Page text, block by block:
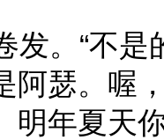
。“不是
阿瑟。喔
明年夏天